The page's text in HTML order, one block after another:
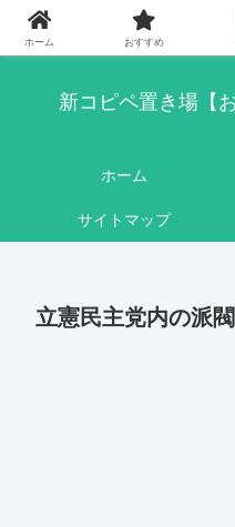
このブログはリンクフリーです。
新コピペ置き場【
ホーム
サイトマップ
立憲民主党内の派閥
ホーム おすすめ